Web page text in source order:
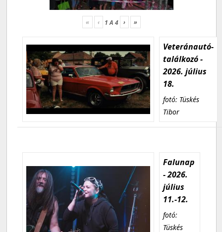
« ‹ 1A 4 › »
Veteránautó-
találkozó -
2026. július
18.
fotó: Tüskés
Tibor
Falunap
- 2026.
július
11.-12.
fotó:
Tüskés